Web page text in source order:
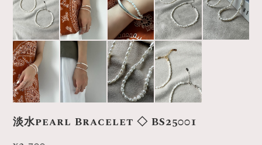
淡水pearl Bracelet ◇ BS25001